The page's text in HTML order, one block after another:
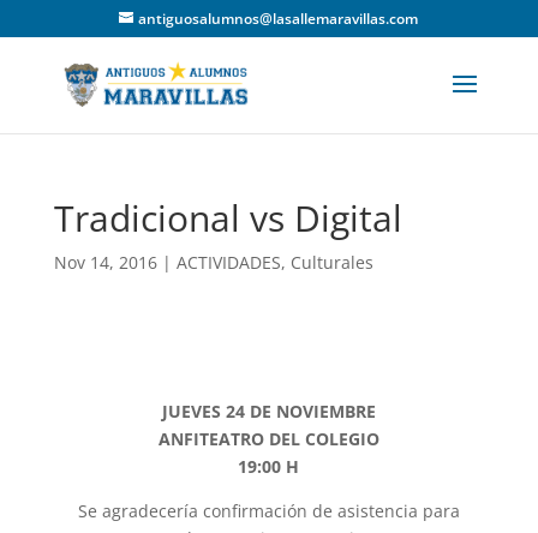
antiguosalumnos@lasallemaravillas.com
Tradicional vs Digital
Nov 14, 2016| ACTIVIDADES, Culturales
JUEVES 24 DE NOVIEMBRE
ANFITEATRO DEL COLEGIO
19:00 H
Se agradecería conﬁrmación de asistencia para